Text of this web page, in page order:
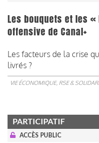
Les bouquets et les
offensive de Canal+
Les facteurs de la crise
livrés ?
VIE ÉCONOMIQUE, RSE &
PARTICIPATIF
ACCÈS PUBLIC